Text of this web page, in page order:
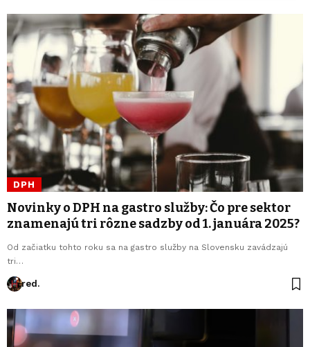
DPH
Novinky o DPH na gastro služby: Čo pre sektor
znamenajú tri rôzne sadzby od 1. januára 2025?
Od začiatku tohto roku sa na gastro služby na Slovensku zavádzajú
tri…
red.